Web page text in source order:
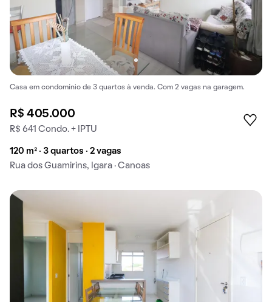
Casa em condomínio de 3 quartos à venda. Com 2 vagas na garagem.
R$ 405.000
R$ 641 Condo. + IPTU
120 m² · 3 quartos · 2 vagas
Rua dos Guamirins, Igara · Canoas